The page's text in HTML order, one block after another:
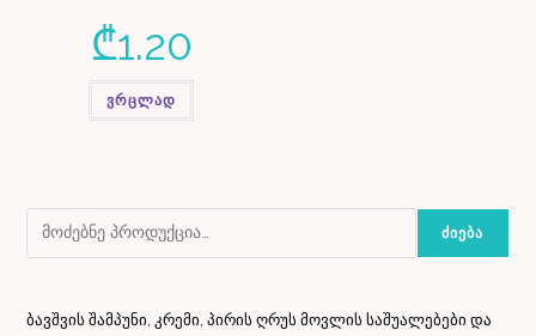
₾1.20
ვრცლად
ᲫᲘᲔᲑᲐ
ბავშვის შამპუნი, კრემი, პირის ღრუს მოვლის საშუალებები და